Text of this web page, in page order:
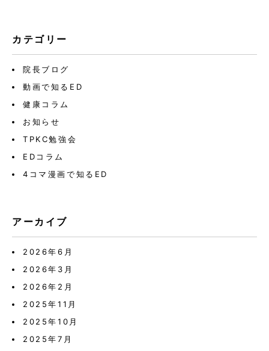
カテゴリー
院長ブログ
動画で知るED
健康コラム
お知らせ
TPKC勉強会
EDコラム
4コマ漫画で知るED
アーカイブ
2026年6月
2026年3月
2026年2月
2025年11月
2025年10月
2025年7月